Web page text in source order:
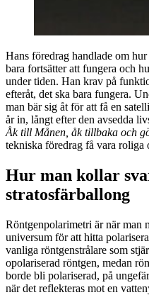
Hans föredrag handlade om
bara fortsätter att fungera och
under tiden. Han krav på
efteråt, det ska bara fungera.
man bär sig åt för att få en
år in, långt efter den avsedda
Åk till Månen, åk tillbaka och
tekniska föredrag få vara roliga
Hur man kollar
stratosfärballong
Röntgenpolarimetri är när man
universum för att hitta
vanliga röntgenstrålare som
opolariserad röntgen, medan
borde bli polariserad, på
när det reflekteras mot en